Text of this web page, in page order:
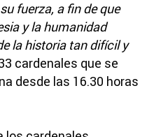
fuerza, a fin de que
y la humanidad
la historia tan difícil y
cardenales que se
desde las 16.30 horas